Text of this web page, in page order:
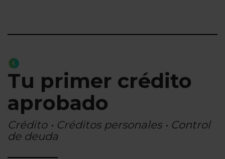
Tu primer crédito
aprobado
Crédito • Créditos personales • Control
de deuda